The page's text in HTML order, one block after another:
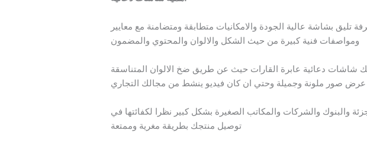
بشاشة عالية الجودة والامكانيات متطابقة ومتضامنة مع معايير
ومواصفات فنية كبيرة من حيث الشكل والالوان والمحتوي والمضمون
شاشات دعائية عابرة القارات حيث عن طريق ضخ الالوان المتناسقة
عرض صور ملونة وجميلة وحتي ان كان فيديو ينشط من مجالك التجاري
والبنوك والشركات والمكاتب الصغيرة بشكل كبير نظرا لكفائتها في
توصيل منتجك بطريقة مغرية وممتعة